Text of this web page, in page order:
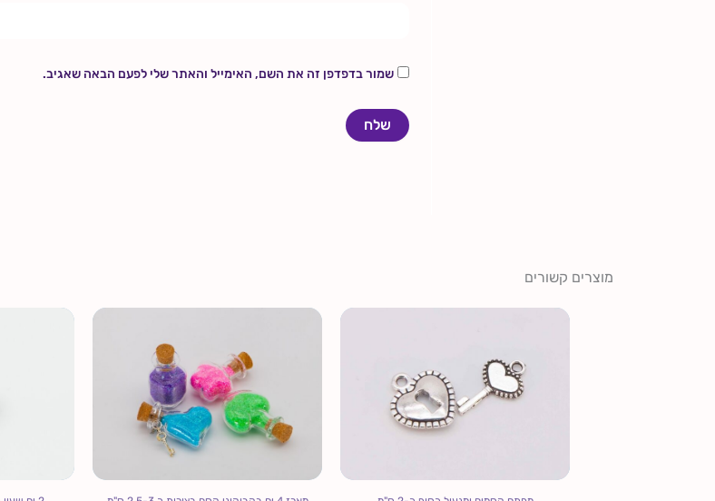
שמור בדפדפן זה את השם, האימייל והאתר שלי לפעם הבאה שאגיב.
מוצרים קשורים